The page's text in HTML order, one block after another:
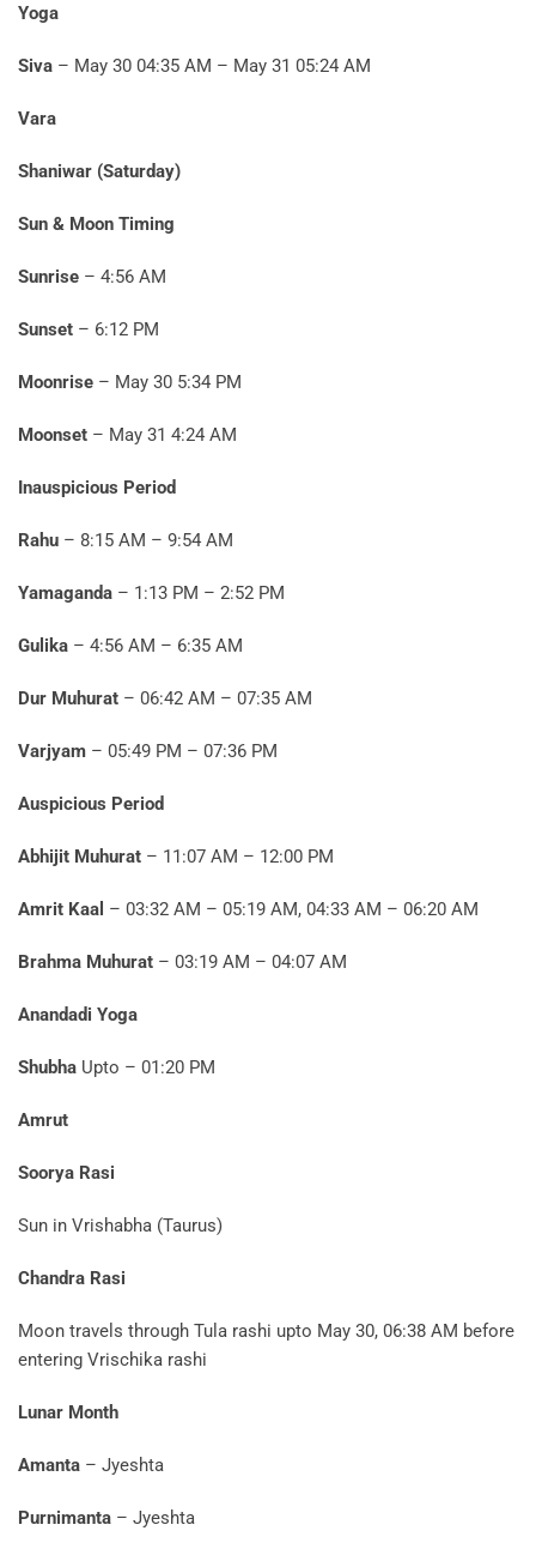
Yoga
Siva – May 30 04:35 AM – May 31 05:24 AM
Vara
Shaniwar (Saturday)
Sun & Moon Timing
Sunrise – 4:56 AM
Sunset – 6:12 PM
Moonrise – May 30 5:34 PM
Moonset – May 31 4:24 AM
Inauspicious Period
Rahu – 8:15 AM – 9:54 AM
Yamaganda – 1:13 PM – 2:52 PM
Gulika – 4:56 AM – 6:35 AM
Dur Muhurat – 06:42 AM – 07:35 AM
Varjyam – 05:49 PM – 07:36 PM
Auspicious Period
Abhijit Muhurat – 11:07 AM – 12:00 PM
Amrit Kaal – 03:32 AM – 05:19 AM, 04:33 AM – 06:20 AM
Brahma Muhurat – 03:19 AM – 04:07 AM
Anandadi Yoga
Shubha Upto – 01:20 PM
Amrut
Soorya Rasi
Sun in Vrishabha (Taurus)
Chandra Rasi
Moon travels through Tula rashi upto May 30, 06:38 AM before
entering Vrischika rashi
Lunar Month
Amanta – Jyeshta
Purnimanta – Jyeshta